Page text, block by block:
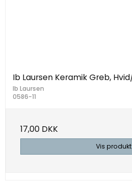
Ib Laursen Keramik Greb,
Ib Laursen
0586-11
17,00 DKK
Vis produkt